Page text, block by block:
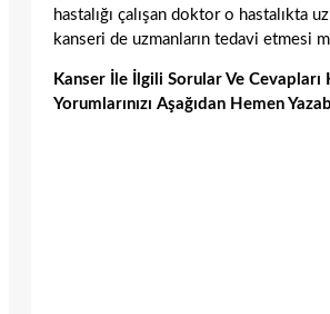
hastalığı çalışan doktor o hastalıkta
kanseri de uzmanların tedavi etmesi
Kanser İle İlgili Sorular Ve Cevapları
Yorumlarınızı Aşağıdan Hemen